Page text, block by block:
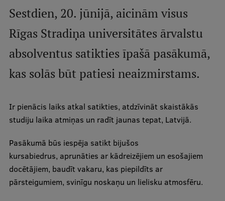
Mobile
galvenā
izvēlne
Studiju iespējas
Maģistra studiju programmas
Doktorantūra
Rezidentūra
Uzņemšana
Praktiska informācija
Sestdien, 20. jūnijā, aicinām visus
Rīgas Stradiņa universitātes ārvalstu
absolventus satikties īpašā pasākumā,
kas solās būt patiesi neaizmirstams.
Ir pienācis laiks atkal satikties, atdzīvināt skaistākās
studiju laika atmiņas un radīt jaunas tepat, Latvijā.
Pasākumā būs iespēja satikt bijušos
kursabiedrus, aprunāties ar kādreizējiem un esošajiem
docētājiem, baudīt vakaru, kas piepildīts ar
pārsteigumiem, svinīgu noskaņu un lielisku atmosfēru.